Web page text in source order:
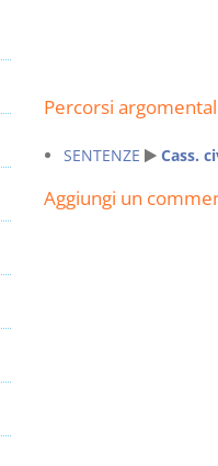
Percorsi
SENTENZE Cass.
Aggiungi un